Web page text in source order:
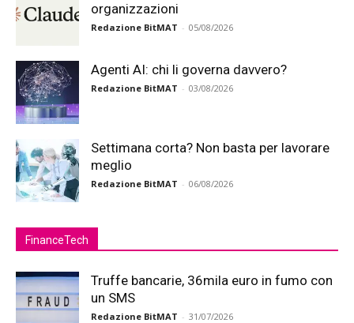
organizzazioni
Redazione BitMAT - 05/08/2026
Agenti AI: chi li governa davvero?
Redazione BitMAT - 03/08/2026
Settimana corta? Non basta per lavorare
meglio
Redazione BitMAT - 06/08/2026
FinanceTech
Truffe bancarie, 36mila euro in fumo con
un SMS
Redazione BitMAT - 31/07/2026